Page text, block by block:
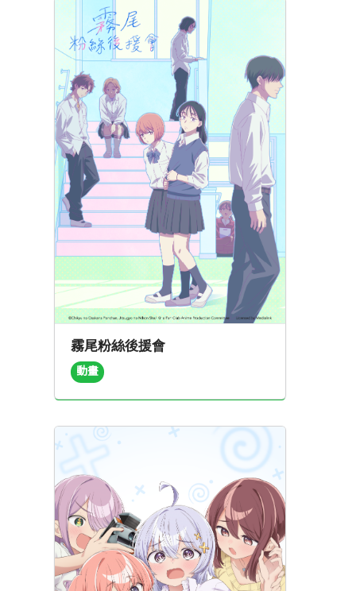
霧尾粉絲後援會
動畫